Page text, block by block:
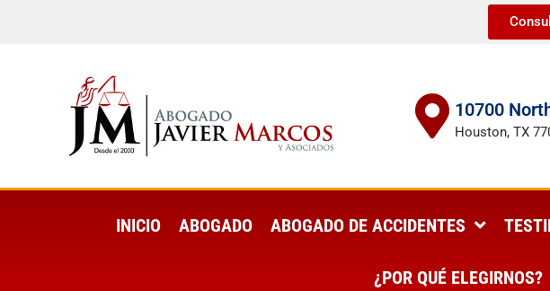
10700
Houston, TX
INICIO ABOGADO ABOGADO DE ACCIDENTES
¿POR QUÉ ELEGIRNOS?